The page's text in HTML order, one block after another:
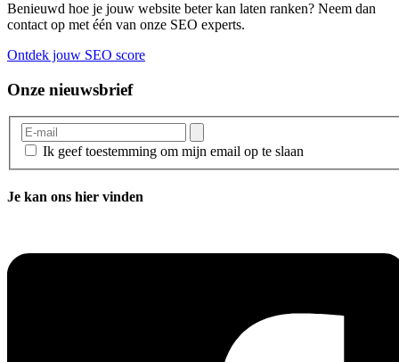
Benieuwd hoe je jouw website beter kan laten ranken? Neem dan
contact op met één van onze SEO experts.
Ontdek jouw SEO score
Onze nieuwsbrief
Ik geef toestemming om mijn email op te slaan
Je kan ons hier vinden